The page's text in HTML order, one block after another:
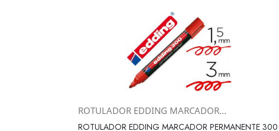
 Vista rápida
ROTULADOR EDDING MARCADOR...
ROTULADOR EDDING MARCADOR PERMANENTE 300